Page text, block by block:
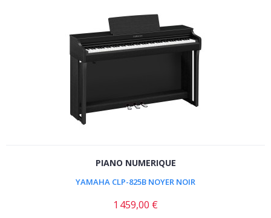
PIANO NUMERIQUE
YAMAHA CLP-825B NOYER NOIR
1 459,00 €